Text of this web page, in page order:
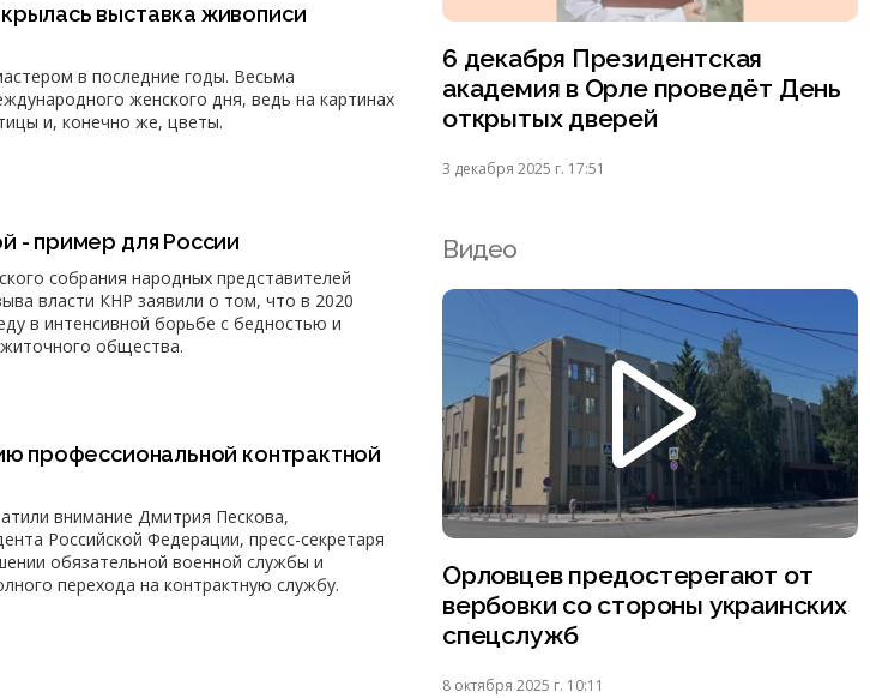
выставка живописи
в последние годы. Весьма
женского дня, ведь на картинах
и, конечно же, цветы.
- пример для России
собрания народных представителей
власти КНР заявили о том, что в 2020
в интенсивной борьбе с бедностью и
общества.
профессиональной контрактной
внимание Дмитрия Пескова,
Российской Федерации, пресс-секретаря
обязательной военной службы и
перехода на контрактную службу.
6 декабря Президентская
академия в Орле проведёт День
открытых дверей
3 декабря 2025 г. 17:51
Видео
Орловцев предостерегают от
вербовки со стороны украинских
спецслужб
8 октября 2025 г. 10:11